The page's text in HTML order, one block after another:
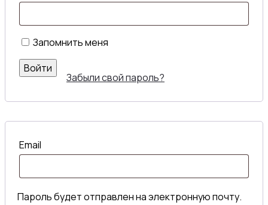
Запомнить меня
Войти
Забыли свой пароль?
Email
Пароль будет отправлен на электронную почту.